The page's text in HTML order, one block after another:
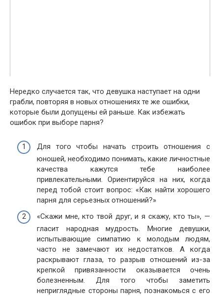
Нередко случается так, что девушка наступает на одни
грабли, повторяя в новых отношениях те же ошибки,
которые были допущены ей раньше. Как избежать
ошибок при выборе парня?
Для того чтобы начать строить отношения с
юношей, необходимо понимать, какие личностные
качества кажутся тебе наиболее
привлекательными. Ориентируйся на них, когда
перед тобой стоит вопрос: «Как найти хорошего
парня для серьезных отношений?»
«Скажи мне, кто твой друг, и я скажу, кто ты», —
гласит народная мудрость. Многие девушки,
испытывающие симпатию к молодым людям,
часто не замечают их недостатков. А когда
раскрывают глаза, то разрыв отношений из-за
крепкой привязанности оказывается очень
болезненным. Для того чтобы заметить
неприглядные стороны парня, познакомься с его